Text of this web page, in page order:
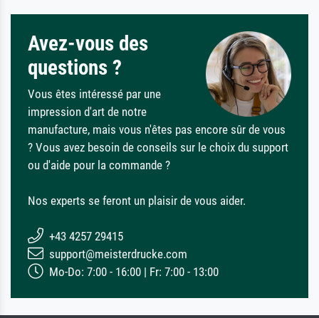
Avez-vous des
questions ?
Vous êtes intéressé par une
impression d'art de notre
manufacture, mais vous n'êtes pas encore sûr de vous
? Vous avez besoin de conseils sur le choix du support
ou d'aide pour la commande ?
Nos experts se feront un plaisir de vous aider.
+43 4257 29415
support@meisterdrucke.com
Mo-Do: 7:00 - 16:00 | Fr: 7:00 - 13:00